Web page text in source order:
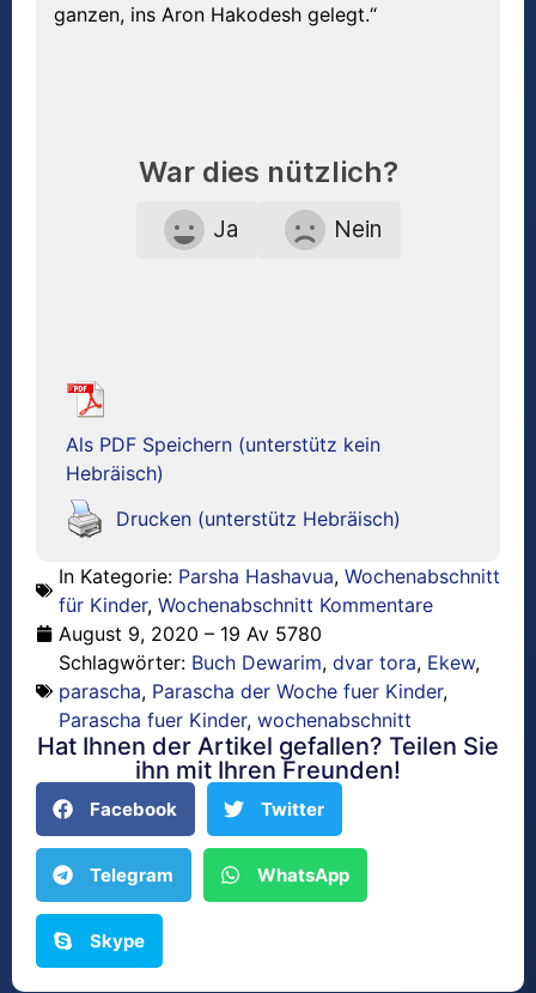
ganzen, ins Aron Hakodesh gelegt.“
War dies nützlich?
Ja Nein
Als PDF Speichern (unterstütz kein
Hebräisch)
Drucken (unterstütz Hebräisch)
In Kategorie: Parsha Hashavua, Wochenabschnitt
für Kinder, Wochenabschnitt Kommentare
August 9, 2020 – 19 Av 5780
Schlagwörter: Buch Dewarim, dvar tora, Ekew,
parascha, Parascha der Woche fuer Kinder,
Parascha fuer Kinder, wochenabschnitt
Hat Ihnen der Artikel gefallen? Teilen Sie
ihn mit Ihren Freunden!
Facebook Twitter
Telegram WhatsApp
Skype